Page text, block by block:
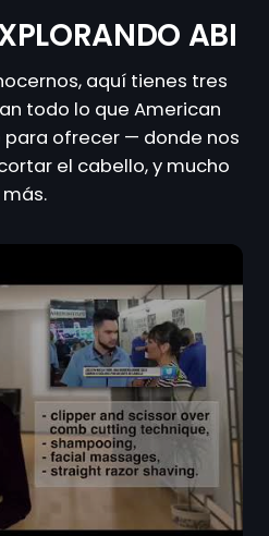
ABI
aquí tienes tres
todo lo que American
ofrecer — donde nos
el cabello, y mucho
más.